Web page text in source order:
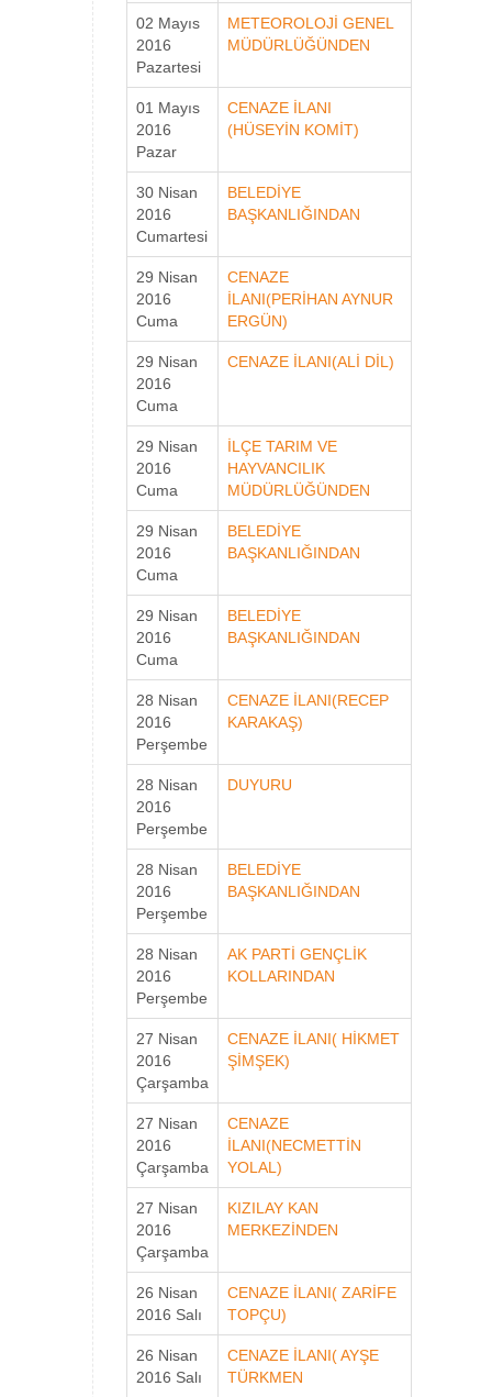
02 Mayıs
2016
Pazartesi
METEOROLOJİ GENEL
MÜDÜRLÜĞÜNDEN
01 Mayıs
2016
Pazar
CENAZE İLANI
(HÜSEYİN KOMİT)
30 Nisan
2016
Cumartesi
BELEDİYE
BAŞKANLIĞINDAN
29 Nisan
2016
Cuma
CENAZE
İLANI(PERİHAN AYNUR
ERGÜN)
29 Nisan
2016
Cuma
CENAZE İLANI(ALİ DİL)
29 Nisan
2016
Cuma
İLÇE TARIM VE
HAYVANCILIK
MÜDÜRLÜĞÜNDEN
29 Nisan
2016
Cuma
BELEDİYE
BAŞKANLIĞINDAN
29 Nisan
2016
Cuma
BELEDİYE
BAŞKANLIĞINDAN
28 Nisan
2016
Perşembe
CENAZE İLANI(RECEP
KARAKAŞ)
28 Nisan
2016
Perşembe
DUYURU
28 Nisan
2016
Perşembe
BELEDİYE
BAŞKANLIĞINDAN
28 Nisan
2016
Perşembe
AK PARTİ GENÇLİK
KOLLARINDAN
27 Nisan
2016
Çarşamba
CENAZE İLANI( HİKMET
ŞİMŞEK)
27 Nisan
2016
Çarşamba
CENAZE
İLANI(NECMETTİN
YOLAL)
27 Nisan
2016
Çarşamba
KIZILAY KAN
MERKEZİNDEN
26 Nisan
2016 Salı
CENAZE İLANI( ZARİFE
TOPÇU)
26 Nisan
2016 Salı
CENAZE İLANI( AYŞE
TÜRKMEN